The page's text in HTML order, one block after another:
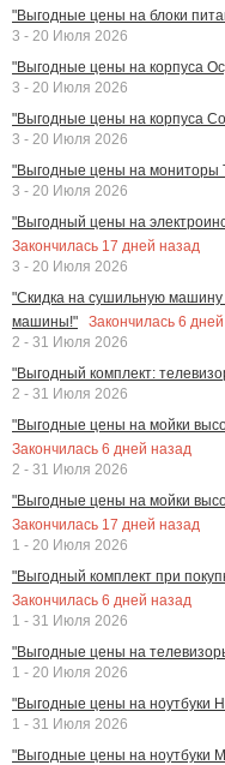
"Выгодные цены на блоки
3 - 20 Июля 2026
"Выгодные цены на корпуса
3 - 20 Июля 2026
"Выгодные цены на корпуса
3 - 20 Июля 2026
"Выгодные цены на мониторы
3 - 20 Июля 2026
"Выгодный цены на
Закончилась 17 дней назад
3 - 20 Июля 2026
"Скидка на сушильную машину
машины!"
Закончилась 6
2 - 31 Июля 2026
"Выгодный комплект:
2 - 31 Июля 2026
"Выгодные цены на мойки
Закончилась 6 дней назад
2 - 31 Июля 2026
"Выгодные цены на мойки
Закончилась 17 дней назад
1 - 20 Июля 2026
"Выгодный комплект при
Закончилась 6 дней назад
1 - 31 Июля 2026
"Выгодные цены на
1 - 20 Июля 2026
"Выгодные цены на ноутбуки
1 - 31 Июля 2026
"Выгодные цены на ноутбуки